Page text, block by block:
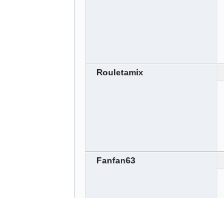
Rouletamix
Fanfan63